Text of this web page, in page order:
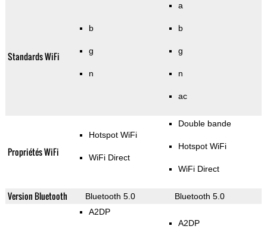
Standards WiFi
b
g
n
a
b
g
n
ac
Propriétés WiFi
Hotspot WiFi
WiFi Direct
Double bande
Hotspot WiFi
WiFi Direct
Version Bluetooth Bluetooth 5.0 Bluetooth 5.0
A2DP
A2DP